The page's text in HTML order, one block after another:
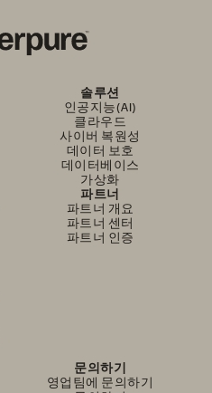
솔루션
인공지능(AI)
클라우드
사이버 복원성
데이터 보호
데이터베이스
가상화
파트너
파트너 개요
파트너 센터
파트너 인증
문의하기
영업팀에 문의하기